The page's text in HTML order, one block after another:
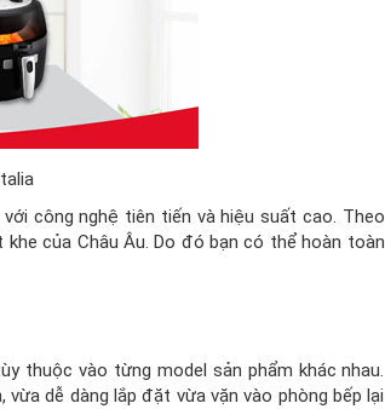
công nghệ tiên tiến và hiệu suất cao. Theo
của Châu Âu. Do đó bạn có thể hoàn toàn
thuộc vào từng model sản phẩm khác nhau.
dễ dàng lắp đặt vừa vặn vào phòng bếp lại